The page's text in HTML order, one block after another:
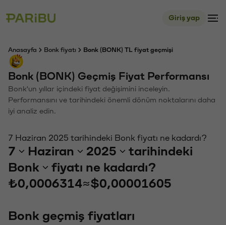
Giriş yap
Anasayfa Bonk fiyatı Bonk (BONK) TL fiyat geçmişi
Bonk (BONK) Geçmiş Fiyat Performansı
Bonk'un yıllar içindeki fiyat değişimini inceleyin.
Performansını ve tarihindeki önemli dönüm noktalarını daha
iyi analiz edin.
7 Haziran 2025 tarihindeki Bonk fiyatı ne kadardı?
7 Haziran 2025
tarihindeki
Bonk
fiyatı ne kadardı?
₺0,0006314≈$0,00001605
Bonk geçmiş fiyatları